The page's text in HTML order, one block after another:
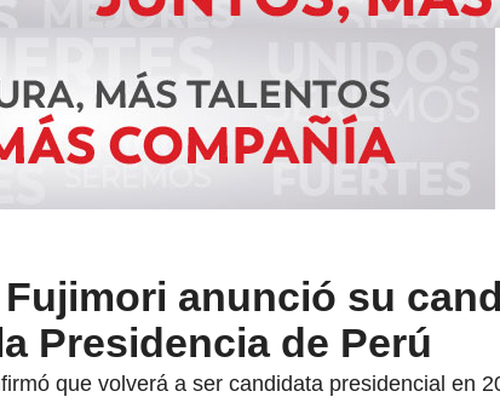
anunció su
Presidencia de Perú
que volverá a ser candidata presidencial en